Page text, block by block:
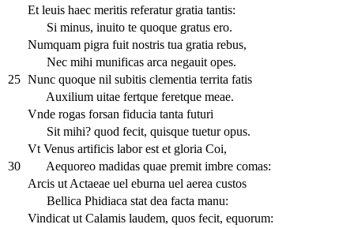
Et leuis haec meritis referatur gratia tantis:
Si minus, inuito te quoque gratus ero.
Numquam pigra fuit nostris tua gratia rebus,
Nec mihi munificas arca negauit opes.
25 Nunc quoque nil subitis clementia territa fatis
Auxilium uitae fertque feretque meae.
Vnde rogas forsan fiducia tanta futuri
Sit mihi? quod fecit, quisque tuetur opus.
Vt Venus artificis labor est et gloria Coi,
30
Aequoreo madidas quae premit imbre comas:
Arcis ut Actaeae uel eburna uel aerea custos
Bellica Phidiaca stat dea facta manu:
Vindicat ut Calamis laudem, quos fecit, equorum: